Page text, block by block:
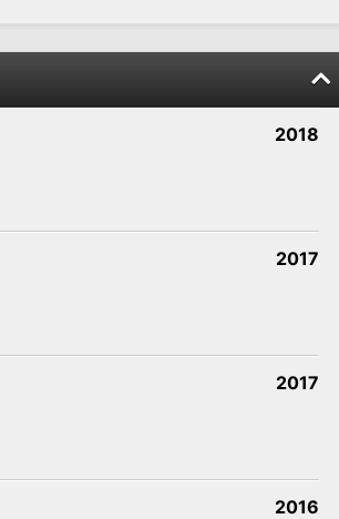
2018
2017
2017
2016